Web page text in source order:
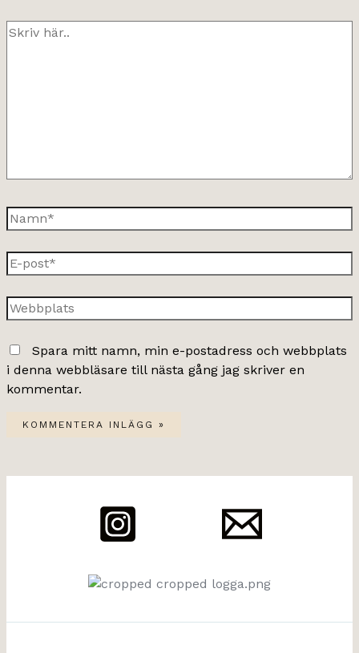
Skriv
Namn*
E-
post*
Webbplats
Spara mitt namn, min e-postadress och webbplats
i denna webbläsare till nästa gång jag skriver en
kommentar.